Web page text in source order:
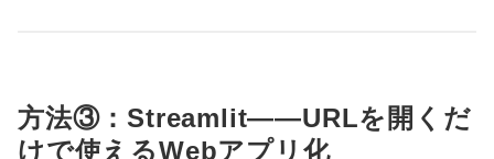
方法③：Streamlit——URLを開くだ
けで使えるWebアプリ化